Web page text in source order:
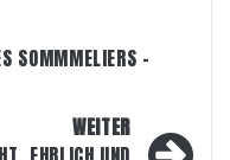
SOMMMELIERS –
WEITER